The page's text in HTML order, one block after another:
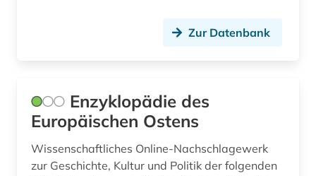
Zur Datenbank
Enzyklopädie des
Europäischen Ostens
Wissenschaftliches Online-Nachschlagewerk
zur Geschichte, Kultur und Politik der folgenden